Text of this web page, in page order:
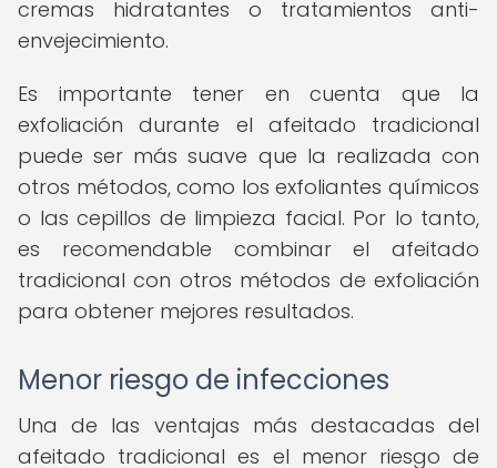
cremas hidratantes o tratamientos anti-
envejecimiento.
Es importante tener en cuenta que la
exfoliación durante el afeitado tradicional
puede ser más suave que la realizada con
otros métodos, como los exfoliantes químicos
o las cepillos de limpieza facial. Por lo tanto,
es recomendable combinar el afeitado
tradicional con otros métodos de exfoliación
para obtener mejores resultados.
Menor riesgo de infecciones
Una de las ventajas más destacadas del
afeitado tradicional es el menor riesgo de